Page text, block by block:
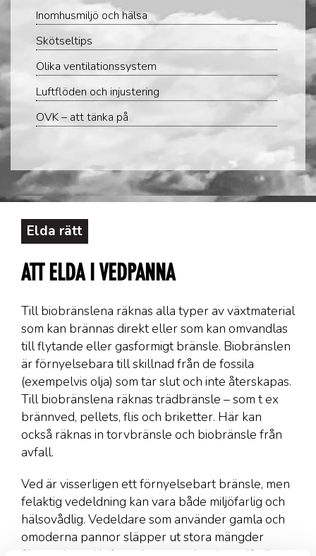
Inomhusmiljö och hälsa
Skötseltips
Olika ventilationssystem
Luftflöden och injustering
OVK – att tänka på
Elda rätt
ATT ELDA I VEDPANNA
Till biobränslena räknas alla typer av växtmaterial
som kan brännas direkt eller som kan omvandlas
till flytande eller gasformigt bränsle. Biobränslen
är förnyelsebara till skillnad från de fossila
(exempelvis olja) som tar slut och inte återskapas.
Till biobränslena räknas trädbränsle – som t ex
brännved, pellets, flis och briketter. Här kan
också räknas in torvbränsle och biobränsle från
avfall.
Ved är visserligen ett förnyelsebart bränsle, men
felaktig vedeldning kan vara både miljöfarlig och
hälsovådlig. Vedeldare som använder gamla och
omoderna pannor släpper ut stora mängder